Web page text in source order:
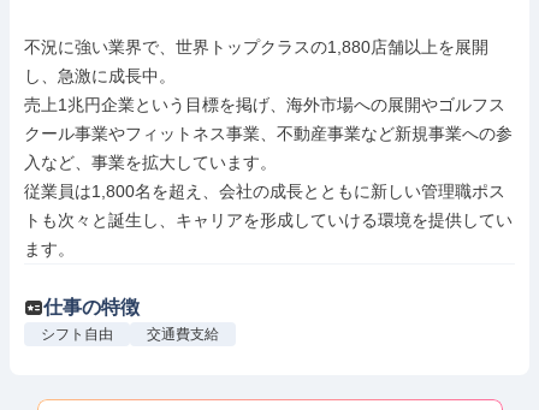
不況に強い業界で、世界トップクラスの1,880店舗以上を展開
し、急激に成長中。
売上1兆円企業という目標を掲げ、海外市場への展開やゴルフス
クール事業やフィットネス事業、不動産事業など新規事業への参
入など、事業を拡大しています。
従業員は1,800名を超え、会社の成長とともに新しい管理職ポス
トも次々と誕生し、キャリアを形成していける環境を提供してい
ます。
仕事の特徴
シフト自由 交通費支給